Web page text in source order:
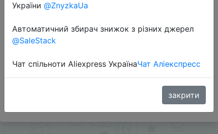
Слідкуйте за знижками на мобільному, в телеграм
України @ZnyzkaUa
Автоматичний збирач знижок з різних джерел
@SaleStack
Чат спільноти Aliexpress УкраїнаЧат Аліекспресс
закрити